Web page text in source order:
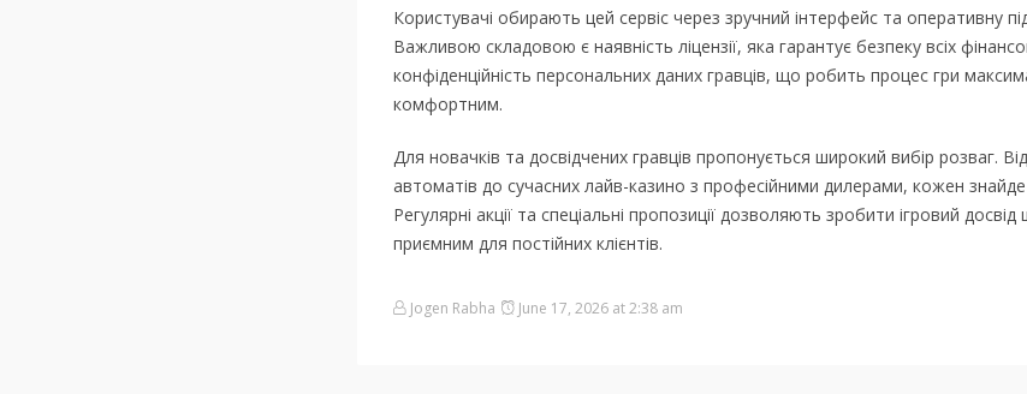
Користувачі обирають цей сервіс через зручний інтерфейс та оперативну
Важливою складовою є наявність ліцензії, яка гарантує безпеку всіх
конфіденційність персональних даних гравців, що робить процес гри
комфортним.
Для новачків та досвідчених гравців пропонується широкий вибір розваг.
автоматів до сучасних лайв-казино з професійними дилерами, кожен
Регулярні акції та спеціальні пропозиції дозволяють зробити ігровий
приємним для постійних клієнтів.
Jogen Rabha June 17, 2026 at 2:38 am